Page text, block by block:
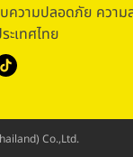
Co.,Ltd.
ความปลอดภัย ความ
ะเทศไทย